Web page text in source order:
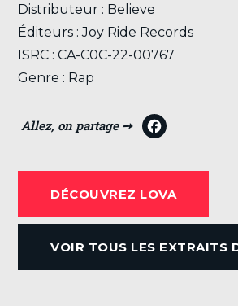
Distributeur : Believe
Éditeurs : Joy Ride Records
ISRC : CA-C0C-22-00767
Genre : Rap
e
b
o
o
DÉCOUVREZ LOVA
VOIR TOUS LES EXTRAITS